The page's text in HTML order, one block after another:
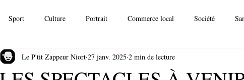
Sport Culture Portrait Commerce local Société
Anniversaire Patrimoine Immobilier Noël
Le P'tit Zappeur Niort 27 janv. 2025 2 min de lecture